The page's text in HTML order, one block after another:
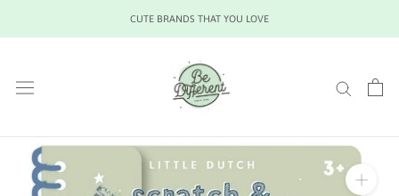
CUTE BRANDS THAT YOU LOVE